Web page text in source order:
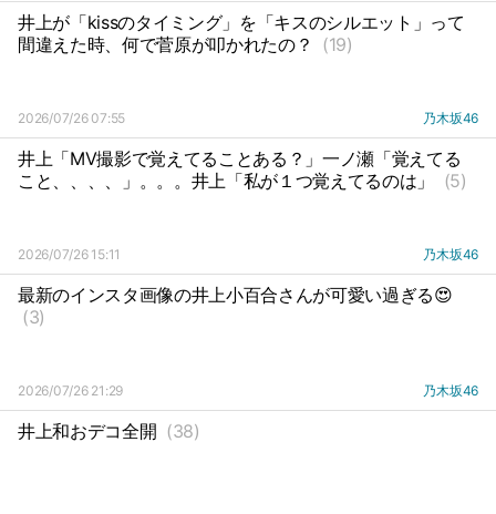
井上が「kissのタイミング」を「キスのシルエット」って
間違えた時、何で菅原が叩かれたの？
(19)
2026/07/26 07:55 乃木坂46
井上「MV撮影で覚えてることある？」一ノ瀬「覚えてる
こと、、、、」。。。井上「私が１つ覚えてるのは」
(5)
2026/07/26 15:11 乃木坂46
最新のインスタ画像の井上小百合さんが可愛い過ぎる😍
(3)
2026/07/26 21:29 乃木坂46
井上和おデコ全開 (38)